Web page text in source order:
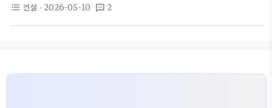
니다 싶었다. 원래는 이사 업체에 물어보면 이런 큰 짐
들도 같이 치워주려나 싶었는데, 보통은 이사 당일에
format_list_bulleted 건설 · 2026-05-10 textsms 2